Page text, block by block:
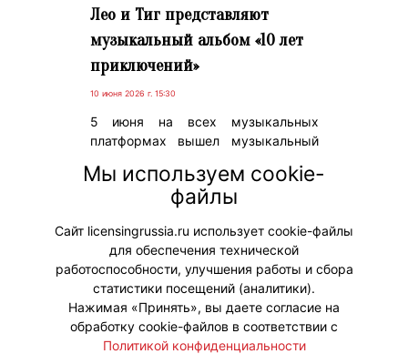
Лео и Тиг представляют
музыкальный альбом «10 лет
приключений»
10 июня 2026 г. 15:30
5 июня на всех музыкальных
платформах вышел музыкальный
Выход приурочен к 10-летию
анимационного сериала «Лео и Тиг»
Телевидение».
Мы используем cookie-
файлы
Сайт licensingrussia.ru использует cookie-файлы
для обеспечения технической
работоспособности, улучшения работы и сбора
статистики посещений (аналитики).
Нажимая «Принять», вы даете согласие на
обработку cookie-файлов в соответствии с
Политикой конфиденциальности